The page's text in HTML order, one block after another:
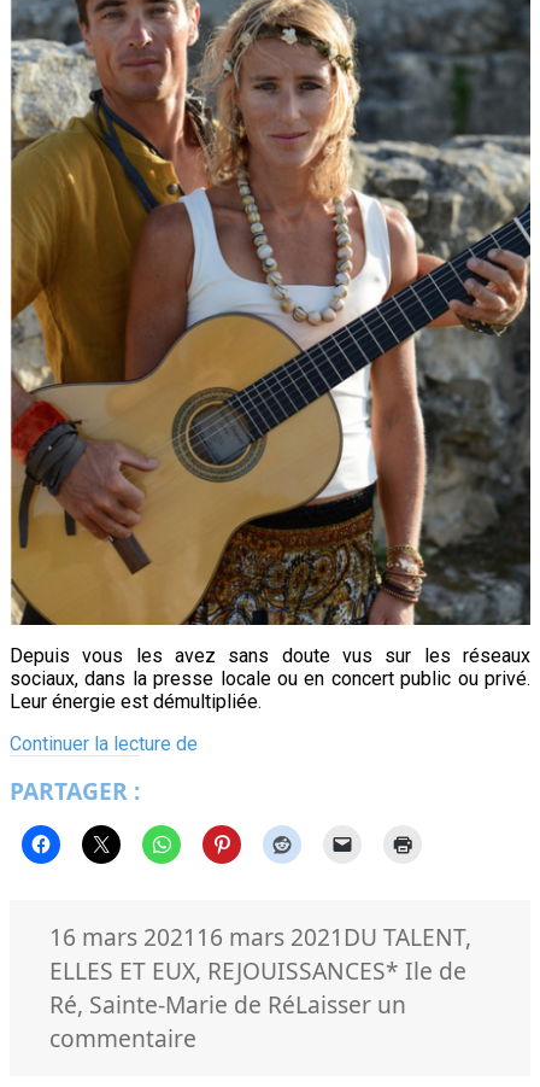
Depuis vous les avez sans doute vus sur les réseaux
sociaux, dans la presse locale ou en concert public ou privé.
Leur énergie est démultipliée.
Continuer la lecture de
de
Ré
PARTAGER :
Publié
le
16 mars 2021 16 mars 2021 Catégories
DU TALENT,
ELLES ET EUX, REJOUISSANCESMots-
clés
* Ile de
Ré, Sainte-Marie de RéLaisser un
commentaire